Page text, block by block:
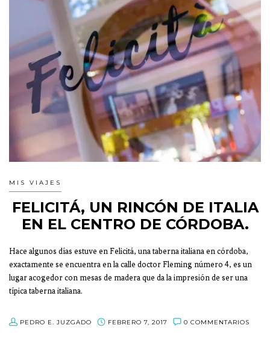
MIS VIAJES
FELICITÁ, UN RINCÓN DE ITALIA
EN EL CENTRO DE CÓRDOBA.
Hace algunos días estuve en Felicitá, una taberna italiana en córdoba,
exactamente se encuentra en la calle doctor Fleming número 4, es un
lugar acogedor con mesas de madera que da la impresión de ser una
típica taberna italiana.
PEDRO E. JUZGADO FEBRERO 7, 2017 0 COMMENTARIOS